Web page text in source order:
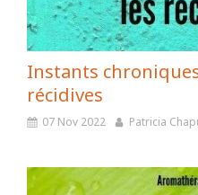
Instants
récidives
07 Nov 2022 Patricia